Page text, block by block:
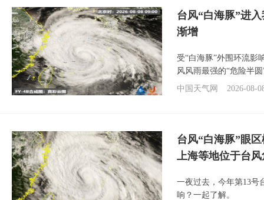
台风“白海豚”进
渐增
受“白海豚”外围环流影
风风雨最强的“危险半
中国天气网
2026-08-
台风“白海豚”眼
上海等地位于台
一夜过去，今年第13号
响？一起了解。